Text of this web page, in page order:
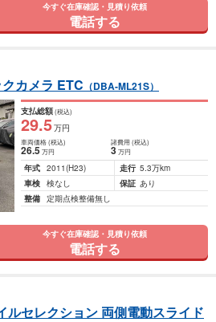
今すぐ在庫確認・見積り依頼
電話する
カメラ ETC （DBA-ML21S）
支払総額(税込)
29.5万円
車両価格(税込)
26.5万円
諸費用 (税込)
3 万円
年式 2011(H23) 走行 5.3万km
車検 検なし 保証 あり
整備 定期点検整備無し
今すぐ在庫確認・見積り依頼
電話する
ルセレクション 両側電動スライド